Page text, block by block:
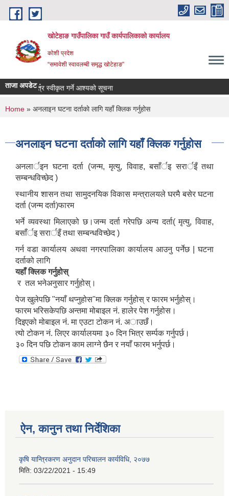
Skip to main content
खोटेहाङ गाउँपालिका गाउँ कार्यपालिकाको कार्यालय
कोशी प्रदेश
“समावेशी स्वावलम्बी समृद्ध खोटेहाङ”
ताजा अपडेट :
बोलपत्र स्वीकृत गर्ने आश्यको सूचना
You are here
Home » अनलाइन घटना दर्ताकाे लागि यहाँ क्लिक गर्नुहोस
अनलाइन घटना दर्ताकाे लागि यहाँ क्लिक गर्नुहोस
अनलार्इन घटना दर्ता (जन्म, मृत्यु, विवाह, बसाँर्इ सरार्इँ तथा
सम्बन्धविच्छेद )
स्थानीय शासन तथा सामुदनयिक विकास मन्त्रालयले घरमै बसेर घटना
दर्ता (जन्म दर्ता)फारम
भर्ने व्यवस्था मिलाएको छ।जन्म दर्ता गरेपछि अन्य दर्ता( मृत्यु, विवाह,
बसाँर्इ सरार्इँ तथा सम्बन्धविच्छेद )
गर्न वडा कार्यालय अथवा नगरपालिका कार्यालय आउनु पर्नेछ | घटना
दर्ताको लागि
यहाँ क्लिक गर्नुहोस्
र तल भनेअनुसार गर्नुहोस्।
पेज खुलेपछि "नयाँ थप्नुहोस"मा क्लिक गर्नुहोस् र फारम भर्नुहोस्।
फारम भरिसकेपछि अन्तमा मोबाइल नं. हालेर पेश गर्नुहोस।
दिइएको मोबाइल नं. मा एउटा टोकन नं. अाउछँ।
त्यो टोकन नं. लिएर कार्यालयमा ३० दिन भित्र सर्म्पक गर्नुपर्छ।
३० दिन पछि टोकन काम लाग्ने छैन र नयाँ फारम भर्नुपर्छ।
ऐन, कानुन तथा निर्देशिका
कृषि यान्त्रिकरण अनुदान परिचालन कार्यविधि, २०७७
मिति: 03/22/2021 - 15:49